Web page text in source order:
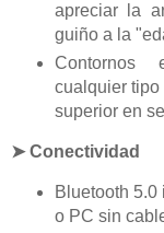
apreciar la
guiño a la
Contornos
cualquier
superior en
➤ Conectividad
Bluetooth
o PC sin